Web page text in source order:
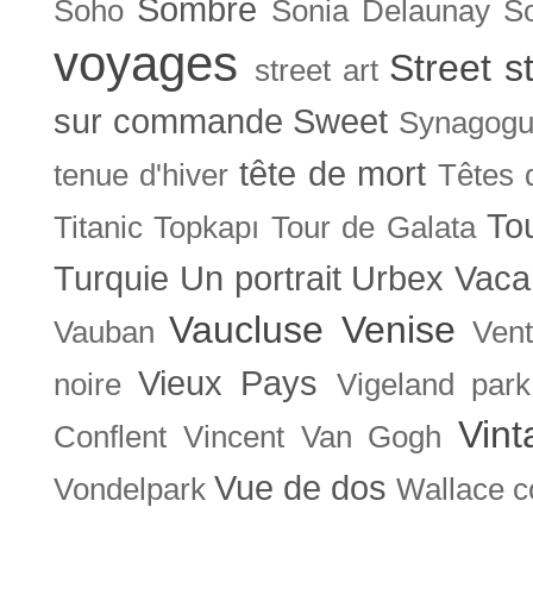
Soho Sombre Sonia Delaunay
voyages street art Street
sur commande Sweet
tenue d'hiver tête de mort Têtes
Titanic Topkapı Tour de Galata
Turquie Un portrait Urbex
Vauban Vaucluse Venise
noire Vieux Pays
Vigeland park
Conflent Vincent Van Gogh
Vondelpark Vue de dos Wallace